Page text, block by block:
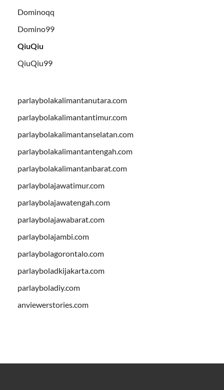
Dominoqq
Domino99
QiuQiu
QiuQiu99
parlaybolakalimantanutara.com
parlaybolakalimantantimur.com
parlaybolakalimantanselatan.com
parlaybolakalimantantengah.com
parlaybolakalimantanbarat.com
parlaybolajawatimur.com
parlaybolajawatengah.com
parlaybolajawabarat.com
parlaybolajambi.com
parlaybolagorontalo.com
parlayboladkijakarta.com
parlayboladiy.com
anviewerstories.com